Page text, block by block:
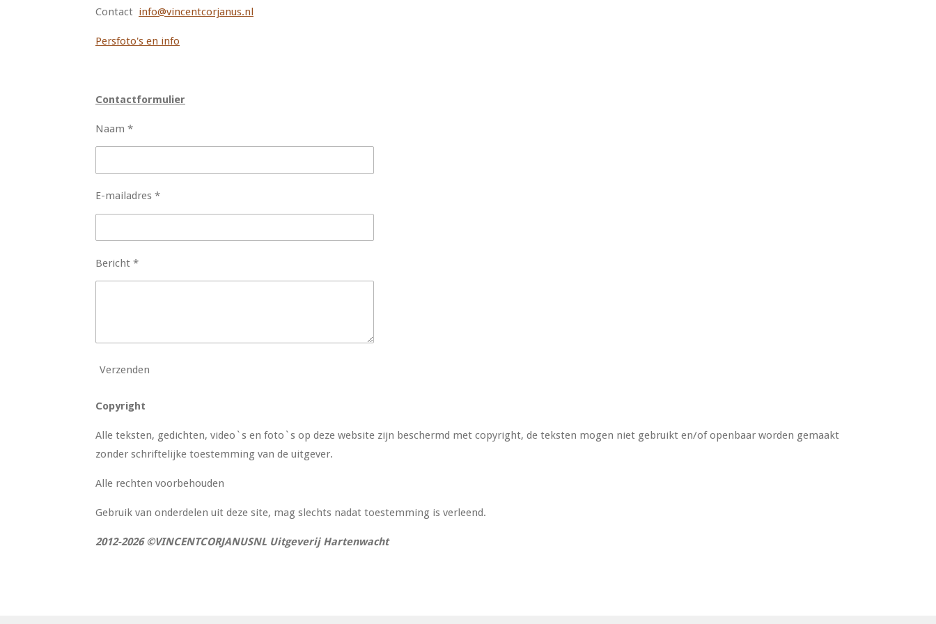
Contact info@vincentcorjanus.nl
Persfoto's en info
Contactformulier
Naam *
E-mailadres *
Bericht *
Verzenden
Copyright
Alle teksten, gedichten, video`s en foto`s op deze website zijn beschermd met copyright, de teksten mogen niet gebruikt en/of openbaar worden gemaakt
zonder schriftelijke toestemming van de uitgever.
Alle rechten voorbehouden
Gebruik van onderdelen uit deze site, mag slechts nadat toestemming is verleend.
2012-2026 ©VINCENTCORJANUSNL Uitgeverij Hartenwacht